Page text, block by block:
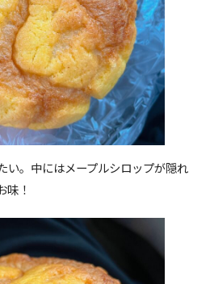
い。中にはメープルシロップが隠れ
味！